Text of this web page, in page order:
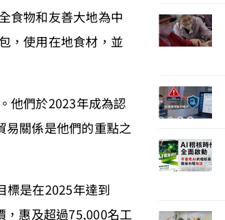
食物和友善大地為中
，使用在地食材，並
他們於2023年成為認
關係是他們的重點之
標是在2025年達到
惠及超過75,000名工